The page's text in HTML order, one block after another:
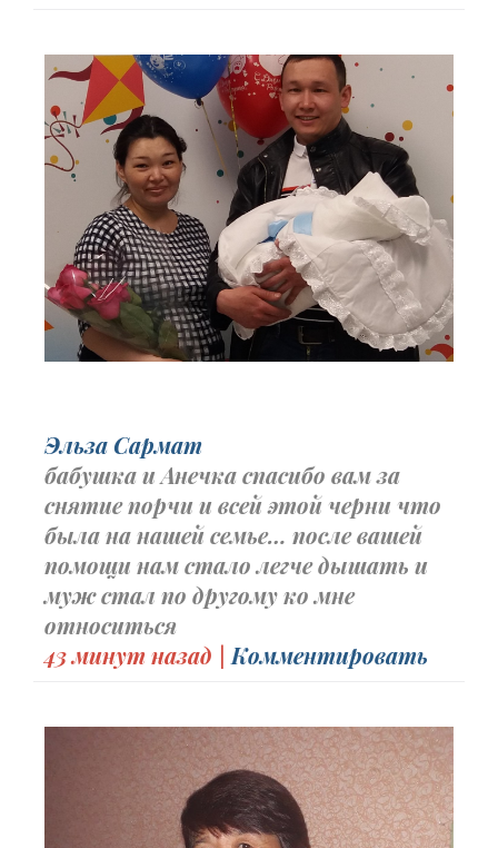
Эльза Сармат
бабушка и Анечка спасибо вам за
снятие порчи и всей этой черни что
была на нашей семье… после вашей
помощи нам стало легче дышать и
муж стал по другому ко мне
относиться
43 минут назад | Комментировать